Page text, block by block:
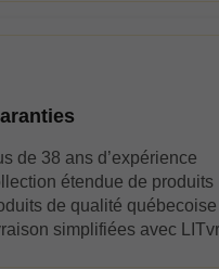
de 38 ans d’expérience
étendue de produits
de qualité québecoise
simplifiées avec